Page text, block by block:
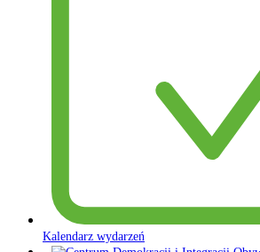
Kalendarz wydarzeń